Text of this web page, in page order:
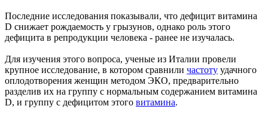
Последние исследования показывали, что дефицит витамина
D снижает рождаемость у грызунов, однако роль этого
дефицита в репродукции человека - ранее не изучалась.
Для изучения этого вопроса, ученые из Италии провели
крупное исследование, в котором сравнили частоту удачного
оплодотворения женщин методом ЭКО, предварительно
разделив их на группу с нормальным содержанием витамина
D, и группу с дефицитом этого витамина.